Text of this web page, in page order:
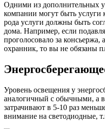
Одними из дополнительных
компании могут быть услуги
рода услуги должны быть
дома. Например, если
проголосовало за консьержа,
охранник, то вы не обязаны
Уровень освещения у
аналогичный с обычными, а
затрачивают в 5-10 раз
внимание на светодиодные,